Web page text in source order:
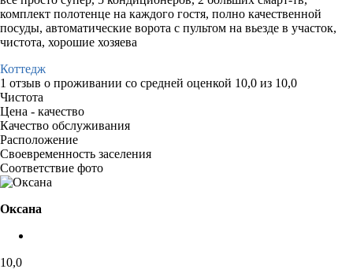
комплект полотенце на каждого гостя, полно качественной
посуды, автоматические ворота с пультом на вьезде в участок,
чистота, хорошие хозяева
Коттедж
1 отзыв о проживании со средней оценкой 10,0 из 10,0
Чистота
Цена - качество
Качество обслуживания
Расположение
Своевременность заселения
Соответствие фото
Оксана
10,0